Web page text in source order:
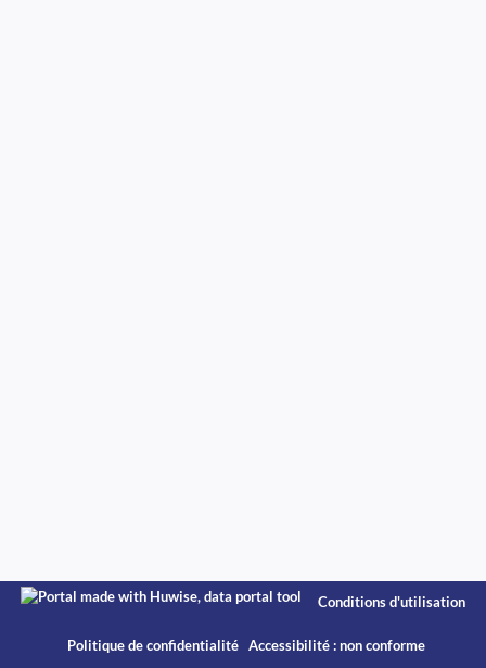
Conditions d'utilisation
Politique de confidentialité Accessibilité : non conforme